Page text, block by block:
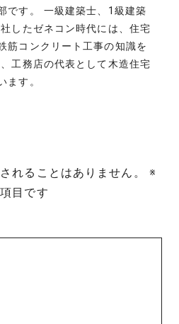
です。 一級建築士、1級建築
したゼネコン時代には、住宅
筋コンクリート工事の知識を
工務店の代表として木造住宅
ます。
れることはありません。
※
目です